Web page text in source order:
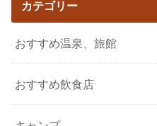
カテゴリー
おすすめ温泉、旅館
おすすめ飲食店